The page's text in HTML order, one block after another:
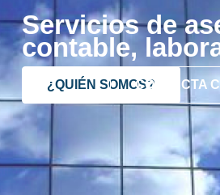
Servicios de
contable,
¿QUIÉN SOMOS?CONTACTA